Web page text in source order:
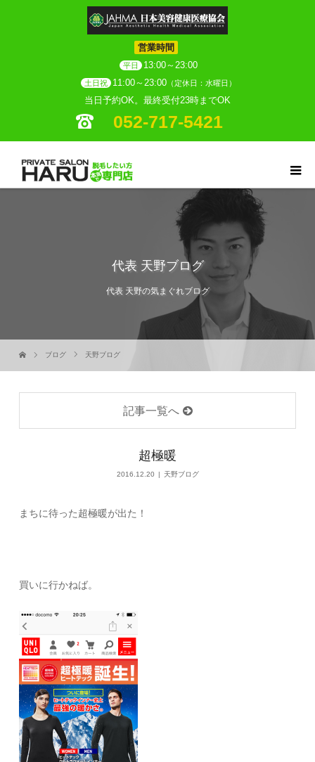
営業時間
平日 13:00～23:00
土日祝 11:00～23:00 （定休日：水曜日）
当日予約OK。最終受付23時までOK
052-717-5421
代表 天野ブログ
代表 天野の気まぐれブログ
ブログ 天野ブログ
記事一覧へ
超極暖
2016.12.20 天野ブログ
まちに待った超極暖が出た！
買いに行かねば。